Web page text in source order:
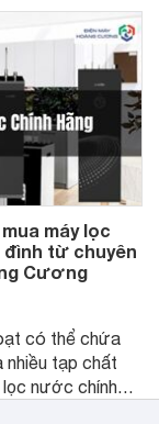
máy lọc
từ chuyên
Cương
có thể chứa
nhiều tạp chất
lọc nước chính